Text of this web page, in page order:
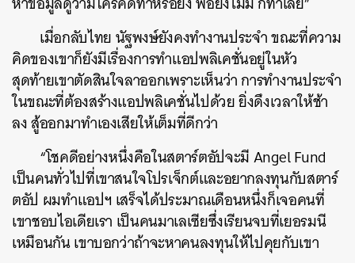
เมื่อกลับไทย นัฐพงษ์ยังคงทำงานประจำ ขณะที่ความ
คิดของเขาก็ยังมีเรื่องการทำแอปพลิเคชั่นอยู่ในหัว
สุดท้ายเขาตัดสินใจลาออกเพราะเห็นว่า การทำงานประจำ
ในขณะที่ต้องสร้างแอปพลิเคชั่นไปด้วย ยิ่งดึงเวลาให้ช้า
ลง สู้ออกมาทำเองเสียให้เต็มที่ดีกว่า
“โชคดีอย่างหนึ่งคือในสตาร์ตอัปจะมี Angel Fund
เป็นคนทั่วไปที่เขาสนใจโปรเจ็กต์และอยากลงทุนกับสตาร์
ตอัป ผมทำแอปฯ เสร็จได้ประมาณเดือนหนึ่งก็เจอคนที่
เขาชอบไอเดียเรา เป็นคนมาเลเซียซึ่งเรียนจบที่เยอรมนี
เหมือนกัน เขาบอกว่าถ้าจะหาคนลงทุนให้ไปคุยกับเขา